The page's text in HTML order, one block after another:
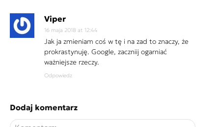
Viper
16 maja 2018 at 12:44
Jak ja zmieniam coś w tę i na zad to znaczy, że
prokrastynuję. Google, zaczniij ogarniać
ważniejsze rzeczy.
Odpowiedz
Dodaj komentarz